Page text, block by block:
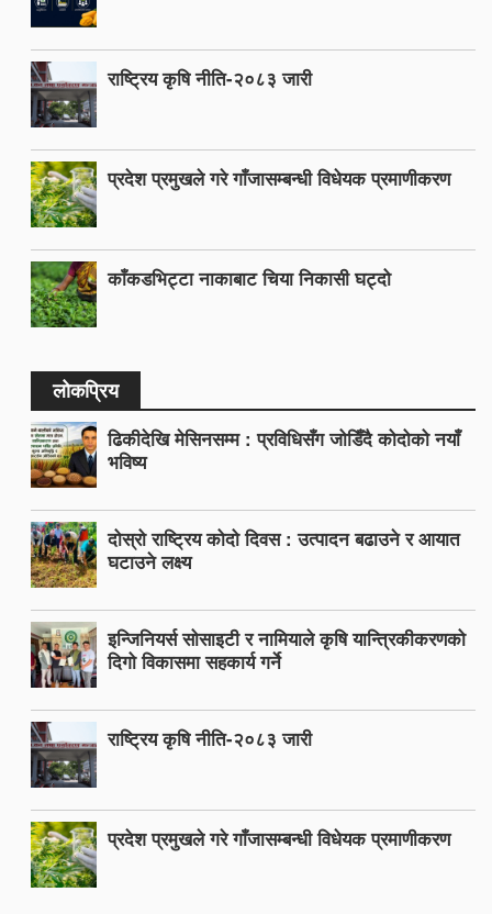
राष्ट्रिय कृषि नीति-२०८३ जारी
प्रदेश प्रमुखले गरे गाँजासम्बन्धी विधेयक प्रमाणीकरण
काँकडभिट्टा नाकाबाट चिया निकासी घट्दो
लोकप्रिय
ढिकीदेखि मेसिनसम्म : प्रविधिसँग जोडिँदै कोदोको नयाँ
भविष्य
दोस्रो राष्ट्रिय कोदो दिवस : उत्पादन बढाउने र आयात
घटाउने लक्ष्य
इन्जिनियर्स सोसाइटी र नामियाले कृषि यान्त्रिकीकरणको
दिगो विकासमा सहकार्य गर्ने
राष्ट्रिय कृषि नीति-२०८३ जारी
प्रदेश प्रमुखले गरे गाँजासम्बन्धी विधेयक प्रमाणीकरण